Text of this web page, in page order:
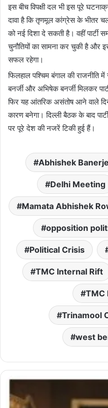
इस बीच विपक्षी दल भी इस पूरे
दावा है कि तृणमूल कांग्रेस के भीतर
को नई दिशा दे सकती है। वहीं
चुनौतियों का सामना कर चुकी है
सफल रहेगा।
फिलहाल पश्चिम बंगाल की राजनीति
बनर्जी और अभिषेक बनर्जी मिलकर
फिर यह आंतरिक असंतोष आने वाले
कारण बनेगा। दिल्ली बैठक के बाद
पर पूरे देश की नजरें टिकी हुई हैं।
Abhishek
Delhi Meeting
Mamata Abhishek
opposition
Political Crisis
TMC Internal Rift
TMC
Trinamool
west